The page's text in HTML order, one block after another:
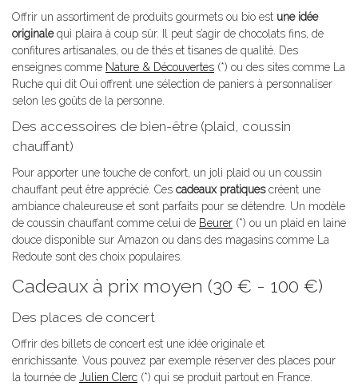
Offrir un assortiment de produits gourmets ou bio est une idée
originalequi plaira à coup sûr. Il peut s’agir de chocolats fins, de
confitures artisanales, ou de thés et tisanes de qualité. Des
enseignes comme Nature & Découvertes (*) ou des sites comme La
Ruche qui dit Oui offrent une sélection de paniers à personnaliser
selon les goûts de la personne.
Des accessoires de bien-être (plaid, coussin
chauffant)
Pour apporter une touche de confort, un joli plaid ou un coussin
chauffant peut être apprécié. Ces cadeaux pratiquescréent une
ambiance chaleureuse et sont parfaits pour se détendre. Un modèle
de coussin chauffant comme celui de Beurer (*) ou un plaid en laine
douce disponible sur Amazon ou dans des magasins comme La
Redoute sont des choix populaires.
Cadeaux à prix moyen (30 € - 100 €)
Des places de concert
Offrir des billets de concert est une idée originale et
enrichissante. Vous pouvez par exemple réserver des places pour
la tournée de Julien Clerc (*) qui se produit partout en France.